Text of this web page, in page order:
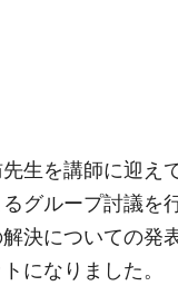
生を講師に迎え
グループ討議を
決についての発
になりました。